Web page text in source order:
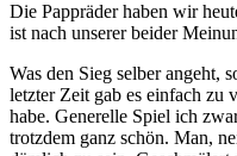
Die Pappräder haben wir
ist nach unserer beider
Was den Sieg selber angeht,
letzter Zeit gab es einfach zu
habe. Generelle Spiel ich
trotzdem ganz schön. Man,